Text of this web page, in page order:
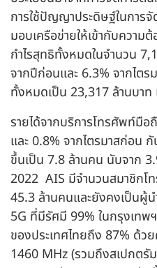
การใช้ปัญญาประดิษฐ์ในการ
มอบเครือข่ายให้เข้ากับความ
กำไรสุทธิทั้งหมดในจำนวน
จากปีก่อนและ 6.3% จากไต
ทั้งหมดเป็น 23,317 ล้านบา
รายได้จากบริการโทรศัพท์มื
และ 0.8% จากไตรมาสก่อน
ขึ้นเป็น 7.8 ล้านคน นับจาก
2022 AIS มีจำนวนสมาชิก
45.3 ล้านคนและยังคงเป็นผู้
5G ที่มีรัศมี 99% ในกรุงเทพ
ของประเทศไทยถึง 87% ด้ว
1460 MHz (รวมถึงสเปกต